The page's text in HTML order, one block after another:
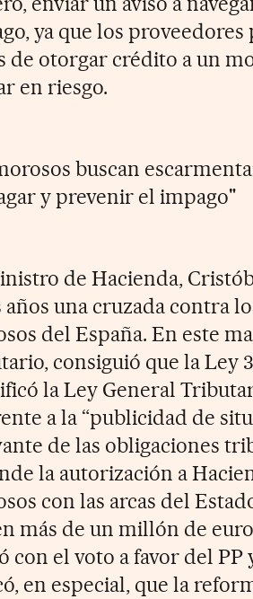
ya que los
de otorgar crédito a un
en riesgo.
buscan
y prevenir el impago"
de Hacienda,
años una cruzada contra
del España. En este
consiguió que la Ley
la Ley General
a la “publicidad de
de las obligaciones
la autorización a
con las arcas del
más de un millón de
con el voto a favor del PP
en especial, que la